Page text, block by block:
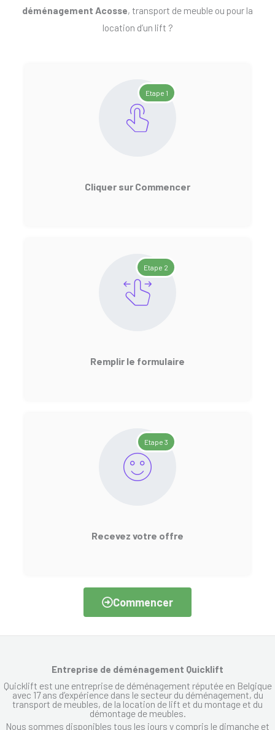
déménagement Acosse, transport de meuble ou pour la
location d’un lift ?
Etape 1
Cliquer sur Commencer
Etape 2
Remplir le formulaire
Etape 3
Recevez votre offre
Commencer
Entreprise de déménagement Quicklift
Quicklift est une entreprise de déménagement réputée en Belgique
avec 17 ans d’expérience dans le secteur du déménagement, du
transport de meubles, de la location de lift et du montage et du
démontage de meubles.
Nous sommes disponibles tous les jours y compris le dimanche et